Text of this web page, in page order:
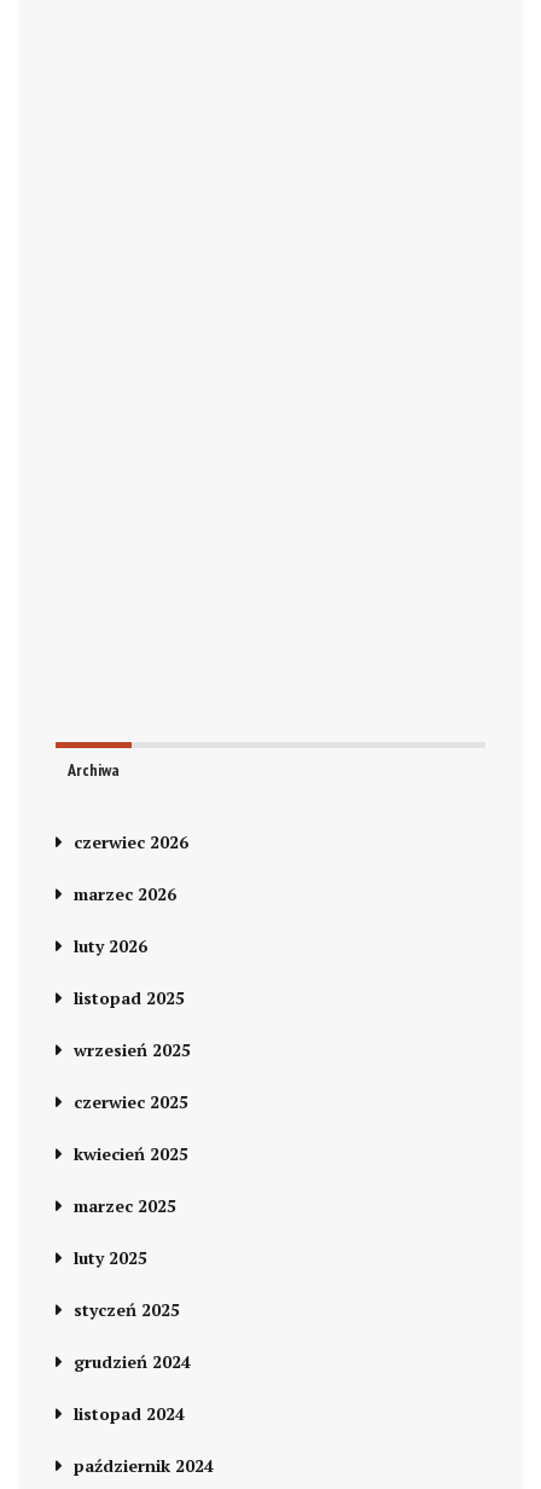
Archiwa
czerwiec 2026
marzec 2026
luty 2026
listopad 2025
wrzesień 2025
czerwiec 2025
kwiecień 2025
marzec 2025
luty 2025
styczeń 2025
grudzień 2024
listopad 2024
październik 2024